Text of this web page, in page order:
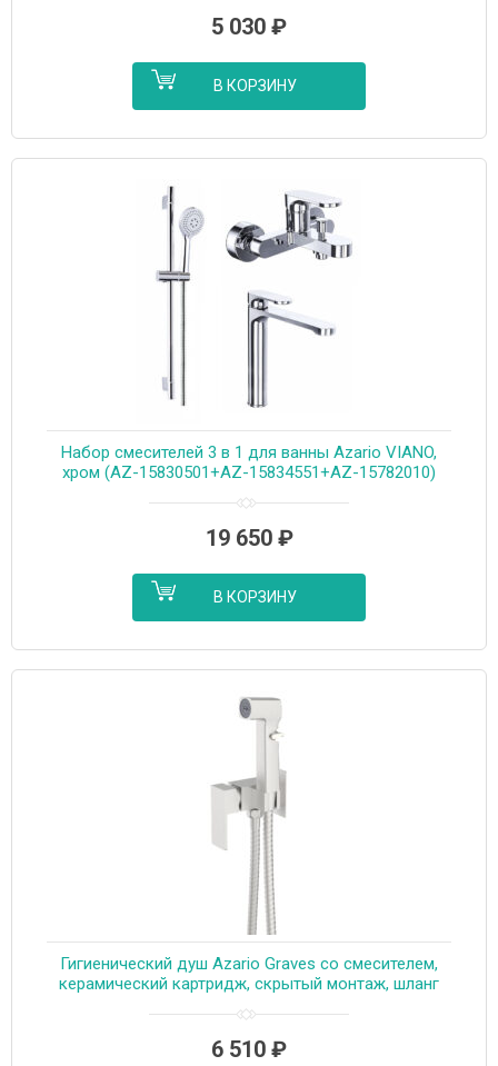
5 030 ₽
В КОРЗИНУ
Набор смесителей 3 в 1 для ванны Azario VIANO,
хром (AZ-15830501+AZ-15834551+AZ-15782010)
19 650 ₽
В КОРЗИНУ
Гигиенический душ Azario Graves со смесителем,
керамический картридж, скрытый монтаж, шланг
6 510 ₽